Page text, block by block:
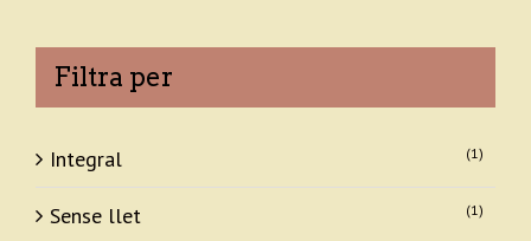
Filtra per
Integral (1)
Sense llet (1)